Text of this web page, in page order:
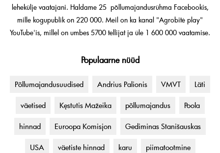
lehekülje vaatajani. Haldame 25 põllumajandusrühma Facebookis,
mille kogupublik on 220 000. Meil on ka kanal "Agrobitė play"
YouTube'is, millel on umbes 5700 tellijat ja üle 1 600 000 vaatamise.
Populaarne nüüd
Põllumajandusuudised Andrius Palionis VMVT Läti
väetised Kęstutis Mažeika põllumajandus Poola
hinnad Euroopa Komisjon Gediminas Stanišauskas
USA väetiste hinnad karu piimatootmine